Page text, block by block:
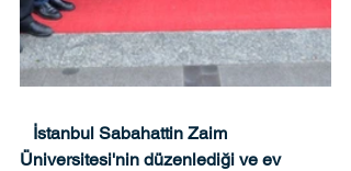
Üniversitesi'nin düzenlediği ve ev